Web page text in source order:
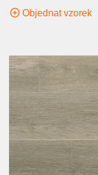
Objednat vzorek